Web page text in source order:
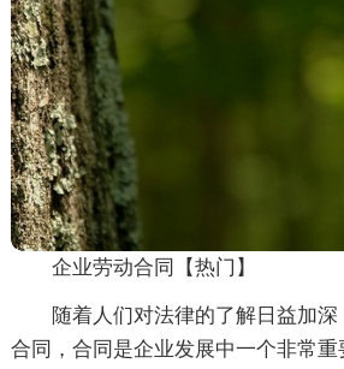
企业劳动合同【热门】
随着人们对法律的了解日益加
合同，合同是企业发展中一个非常